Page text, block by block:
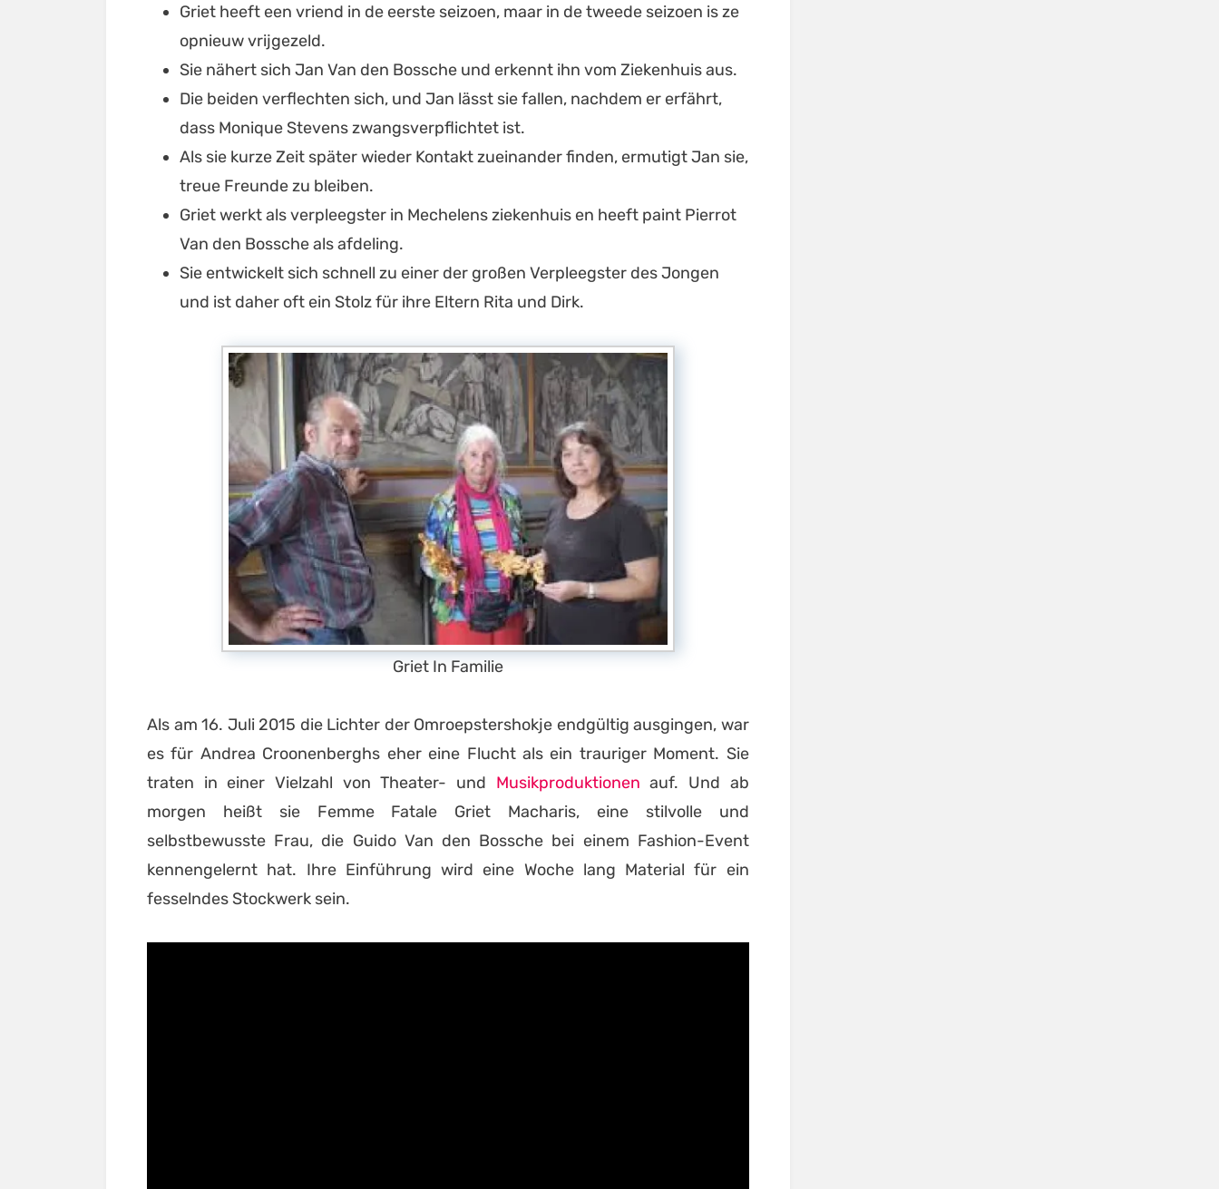
Griet heeft een vriend in de eerste seizoen, maar in de tweede seizoen is ze
opnieuw vrijgezeld.
Sie nähert sich Jan Van den Bossche und erkennt ihn vom Ziekenhuis aus.
Die beiden verflechten sich, und Jan lässt sie fallen, nachdem er erfährt,
dass Monique Stevens zwangsverpflichtet ist.
Als sie kurze Zeit später wieder Kontakt zueinander finden, ermutigt Jan sie,
treue Freunde zu bleiben.
Griet werkt als verpleegster in Mechelens ziekenhuis en heeft paint Pierrot
Van den Bossche als afdeling.
Sie entwickelt sich schnell zu einer der großen Verpleegster des Jongen
und ist daher oft ein Stolz für ihre Eltern Rita und Dirk.
Griet In Familie
Als am 16. Juli 2015 die Lichter der Omroepstershokje endgültig ausgingen, war
es für Andrea Croonenberghs eher eine Flucht als ein trauriger Moment. Sie
traten in einer Vielzahl von Theater- und Musikproduktionen auf. Und ab
morgen heißt sie Femme Fatale Griet Macharis, eine stilvolle und
selbstbewusste Frau, die Guido Van den Bossche bei einem Fashion-Event
kennengelernt hat. Ihre Einführung wird eine Woche lang Material für ein
fesselndes Stockwerk sein.